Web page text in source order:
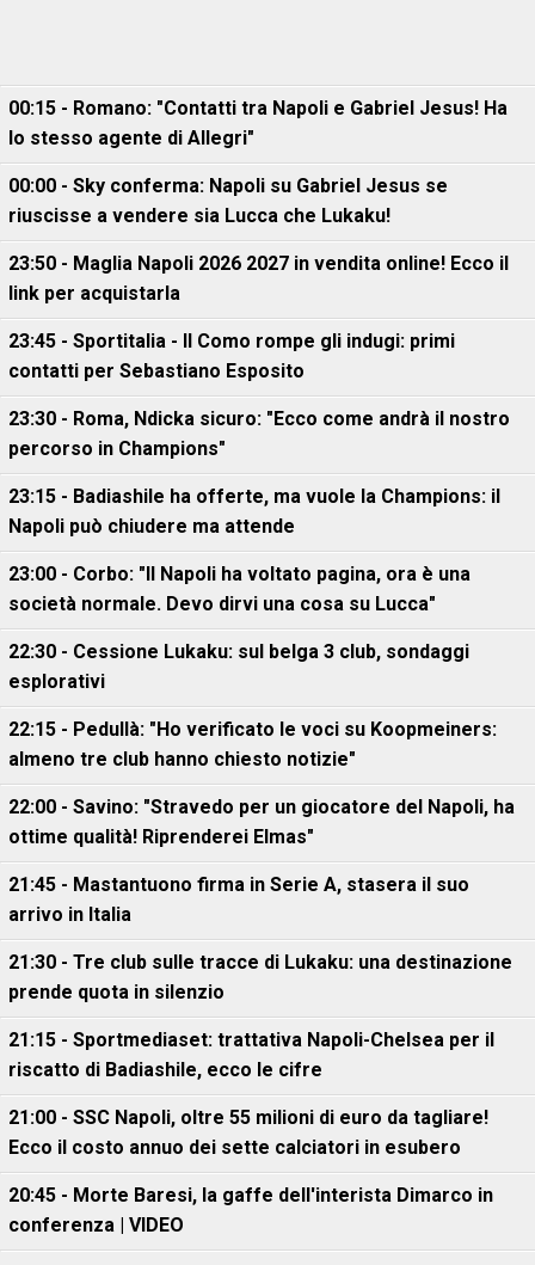
00:15 - Romano: "Contatti tra Napoli e Gabriel Jesus! Ha
lo stesso agente di Allegri"
00:00 - Sky conferma: Napoli su Gabriel Jesus se
riuscisse a vendere sia Lucca che Lukaku!
23:50 - Maglia Napoli 2026 2027 in vendita online! Ecco il
link per acquistarla
23:45 - Sportitalia - Il Como rompe gli indugi: primi
contatti per Sebastiano Esposito
23:30 - Roma, Ndicka sicuro: "Ecco come andrà il nostro
percorso in Champions"
23:15 - Badiashile ha offerte, ma vuole la Champions: il
Napoli può chiudere ma attende
23:00 - Corbo: "Il Napoli ha voltato pagina, ora è una
società normale. Devo dirvi una cosa su Lucca"
22:30 - Cessione Lukaku: sul belga 3 club, sondaggi
esplorativi
22:15 - Pedullà: "Ho verificato le voci su Koopmeiners:
almeno tre club hanno chiesto notizie"
22:00 - Savino: "Stravedo per un giocatore del Napoli, ha
ottime qualità! Riprenderei Elmas"
21:45 - Mastantuono firma in Serie A, stasera il suo
arrivo in Italia
21:30 - Tre club sulle tracce di Lukaku: una destinazione
prende quota in silenzio
21:15 - Sportmediaset: trattativa Napoli-Chelsea per il
riscatto di Badiashile, ecco le cifre
21:00 - SSC Napoli, oltre 55 milioni di euro da tagliare!
Ecco il costo annuo dei sette calciatori in esubero
20:45 - Morte Baresi, la gaffe dell'interista Dimarco in
conferenza | VIDEO